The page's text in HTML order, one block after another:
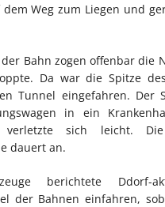
Weg zum Liegen und
Bahn zogen offenbar die
Da war die Spitze
Tunnel eingefahren. Der
in ein
verletzte sich leicht.
dauert an.
berichtete Ddorf-
der Bahnen einfahren,